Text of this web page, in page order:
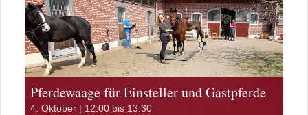
Pferdewaage für Einsteller und Gastpferde
4. Oktober | 12:00 bis 13:30